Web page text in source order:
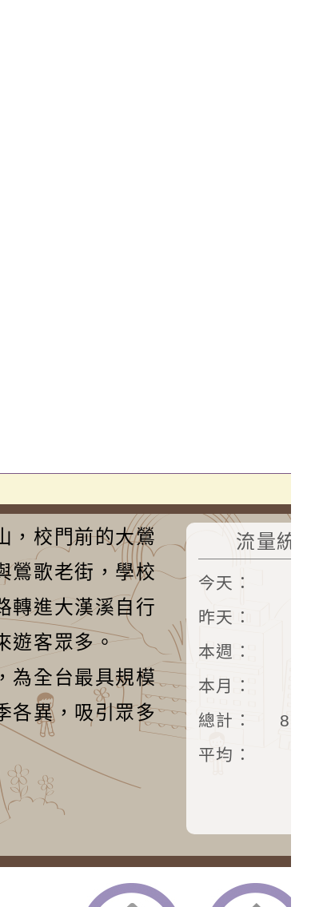
，校門前的大鶯
鶯歌老街，學校
轉進大漢溪自行
遊客眾多。
為全台最具規模
各異，吸引眾多
流量統計
今天：
昨天：
本週：
本月：
總計：
平均：